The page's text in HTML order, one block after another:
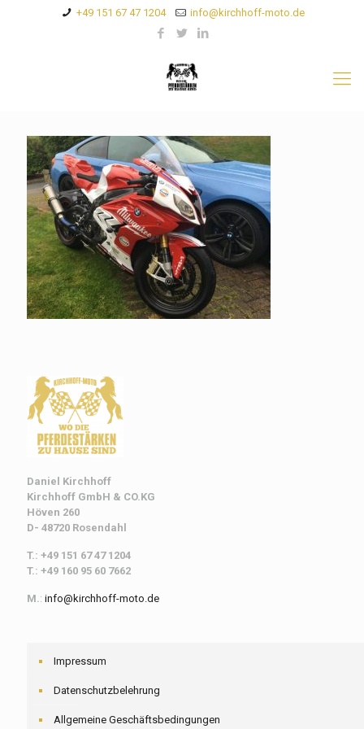
+49 151 67 47 1204 info@kirchhoff-moto.de
Daniel Kirchhoff
Kirchhoff GmbH & CO.KG
Höven 260
D- 48720 Rosendahl
T.: +49 151 67 47 1204
T.: +49 160 95 60 7662
M.: info@kirchhoff-moto.de
Impressum
Datenschutzbelehrung
Allgemeine Geschäftsbedingungen